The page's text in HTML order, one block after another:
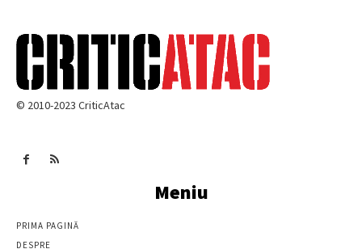
© 2010-2023 CriticAtac
Meniu
PRIMA PAGINĂ
DESPRE